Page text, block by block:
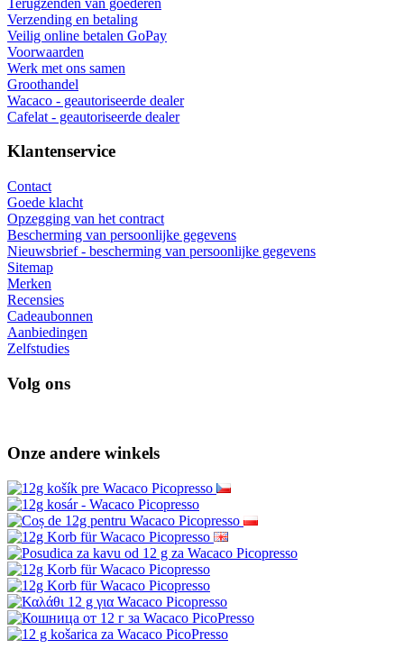
Verzending en betaling
Veilig online betalen GoPay
Voorwaarden
Werk met ons samen
Groothandel
Wacaco - geautoriseerde dealer
Cafelat - geautoriseerde dealer
Klantenservice
Contact
Goede klacht
Opzegging van het contract
Bescherming van persoonlijke gegevens
Nieuwsbrief - bescherming van persoonlijke gegevens
Sitemap
Merken
Recensies
Cadeaubonnen
Aanbiedingen
Zelfstudies
Volg ons
Onze andere winkels